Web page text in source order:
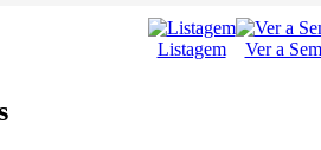
Listagem Ver a